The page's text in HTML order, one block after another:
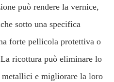
può rendere la vernice,
sotto una specifica
forte pellicola protettiva o
ricottura può eliminare lo
metallici e migliorare la loro